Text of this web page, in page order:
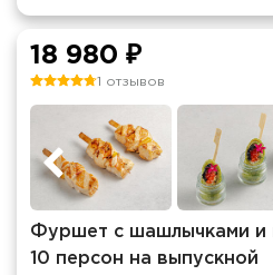
18 980 ₽
1 отзывов
Фуршет с шашлычками и
10 персон на выпускной